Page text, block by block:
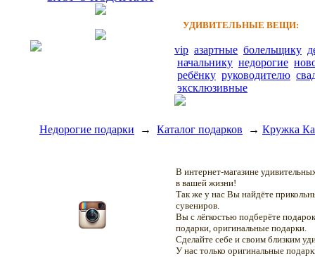
УДИВИТЕЛЬНЫЕ ВЕЩИ:
vip азартные болельщику
начальнику недорогие
ребёнку руководителю
эксклюзивные
Недорогие подарки → Каталог подарков → Кружка
В интернет-магазине
в вашей жизни!
Так же у нас Вы найдёте
сувениров.
Вы с лёгкостью подберёте
подарки, оригинальные подарки.
Сделайте себе и своим близким
У нас только оригинальные